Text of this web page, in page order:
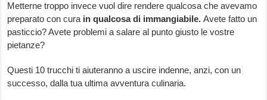
Metterne troppo invece vuol dire rendere qualcosa che avevamo
preparato con cura in qualcosa di immangiabile.Avete fatto un
pasticcio? Avete problemi a salare al punto giusto le vostre
pietanze?
Questi 10 trucchi ti aiuteranno a uscire indenne, anzi, con un
successo, dalla tua ultima avventura culinaria.